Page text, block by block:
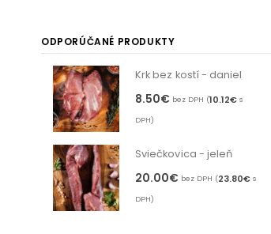
ODPORÚČANÉ PRODUKTY
Krk bez kostí - daniel
8.50€ bez DPH (10.12€ s
DPH)
Sviečkovica - jeleň
20.00€ bez DPH (23.80€ s
DPH)